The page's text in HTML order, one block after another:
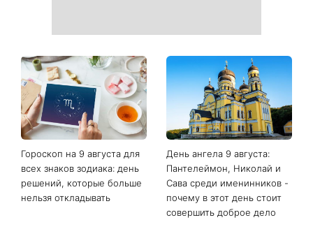
Гороскоп на 9 августа для
всех знаков зодиака: день
решений, которые больше
нельзя откладывать
День ангела 9 августа:
Пантелеймон, Николай и
Сава среди именинников -
почему в этот день стоит
совершить доброе дело